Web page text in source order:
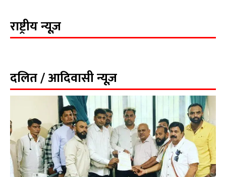
राष्ट्रीय न्यूज़
दलित / आदिवासी न्यूज़